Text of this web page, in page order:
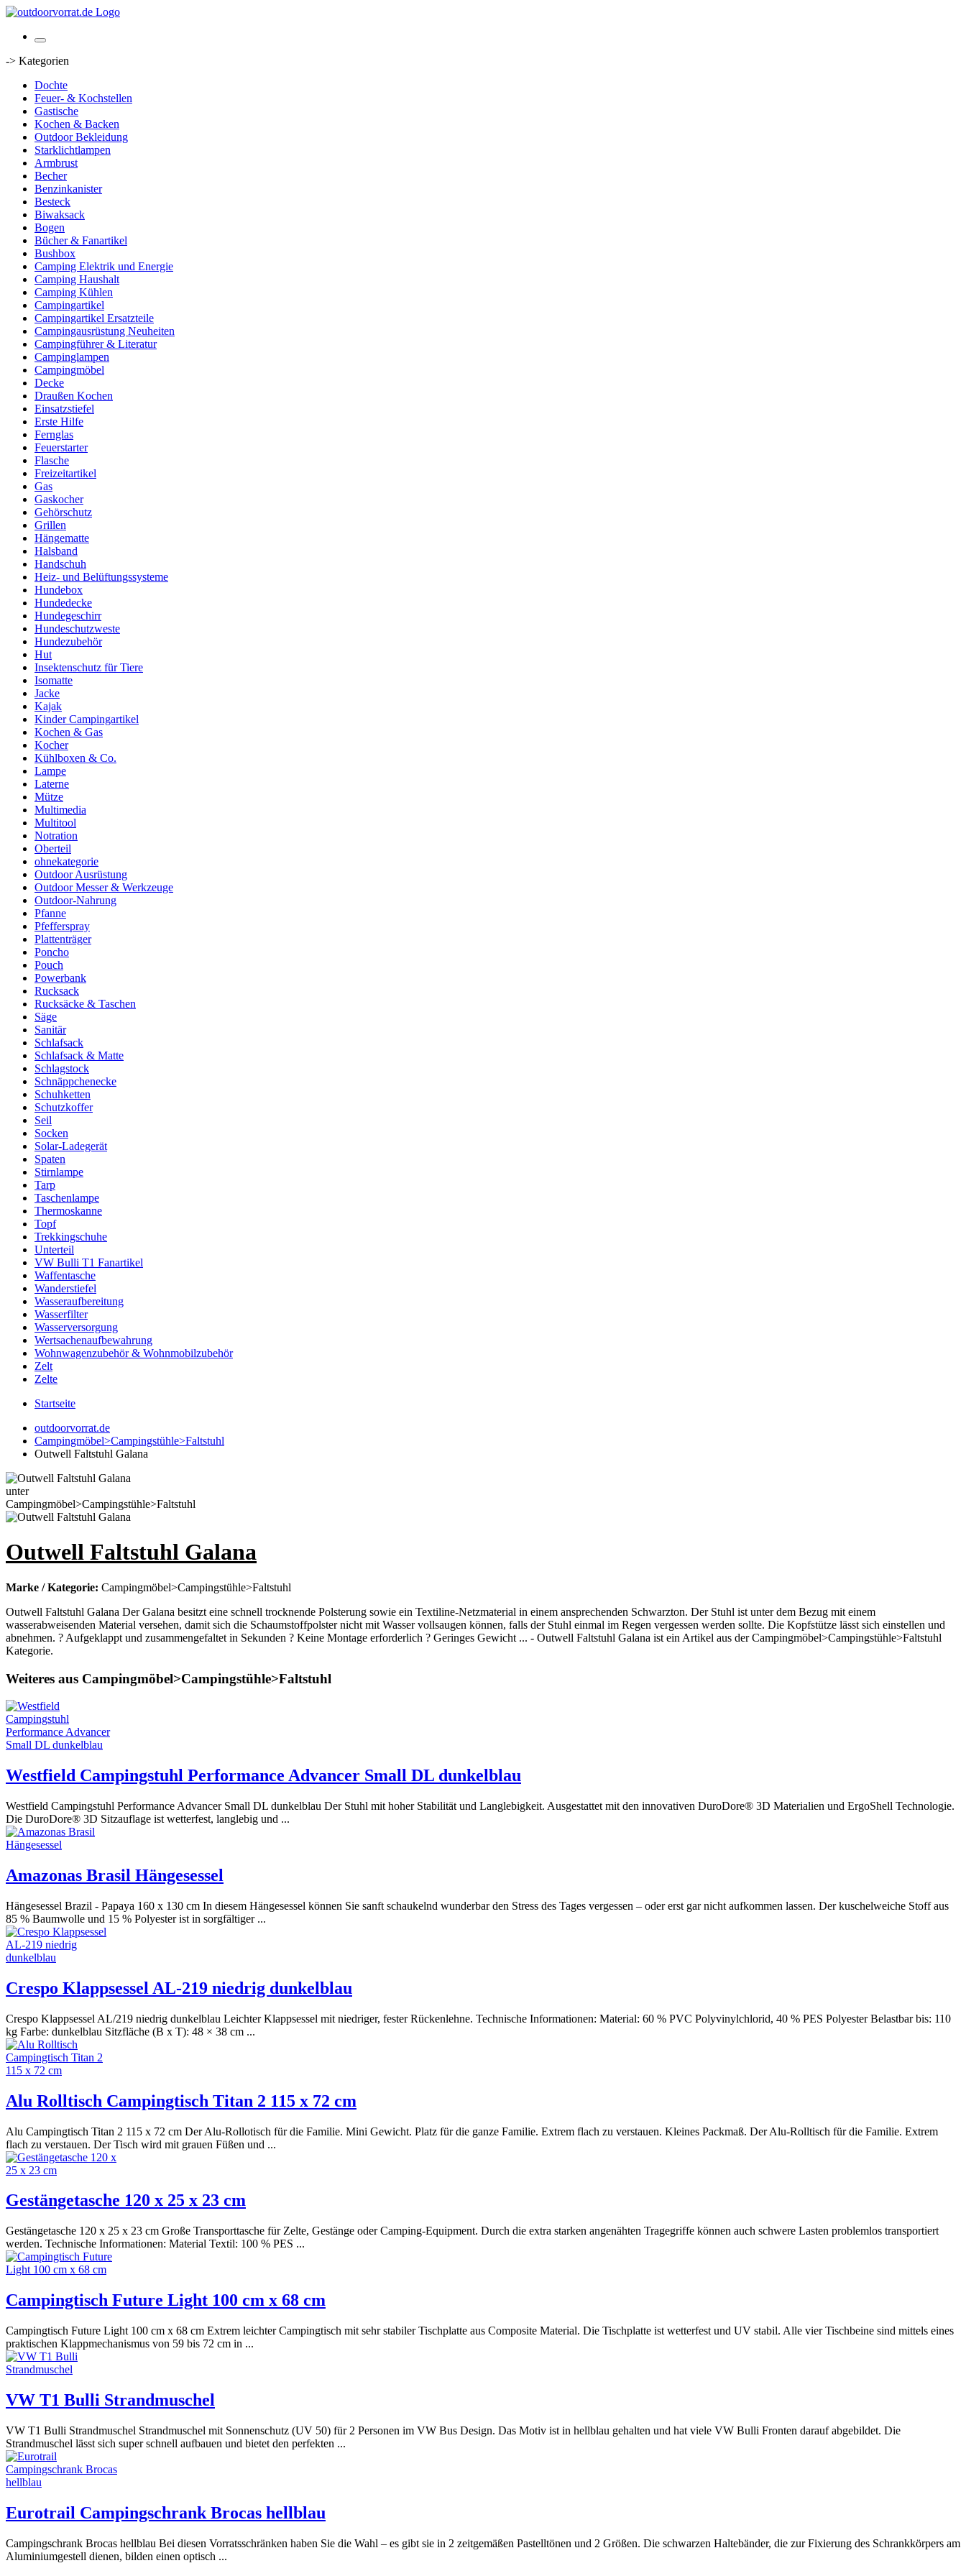
-> Kategorien
Dochte
Feuer- & Kochstellen
Gastische
Kochen & Backen
Outdoor Bekleidung
Starklichtlampen
Armbrust
Becher
Benzinkanister
Besteck
Biwaksack
Bogen
Bücher & Fanartikel
Bushbox
Camping Elektrik und Energie
Camping Haushalt
Camping Kühlen
Campingartikel
Campingartikel Ersatzteile
Campingausrüstung Neuheiten
Campingführer & Literatur
Campinglampen
Campingmöbel
Decke
Draußen Kochen
Einsatzstiefel
Erste Hilfe
Fernglas
Feuerstarter
Flasche
Freizeitartikel
Gas
Gaskocher
Gehörschutz
Grillen
Hängematte
Halsband
Handschuh
Heiz- und Belüftungssysteme
Hundebox
Hundedecke
Hundegeschirr
Hundeschutzweste
Hundezubehör
Hut
Insektenschutz für Tiere
Isomatte
Jacke
Kajak
Kinder Campingartikel
Kochen & Gas
Kocher
Kühlboxen & Co.
Lampe
Laterne
Mütze
Multimedia
Multitool
Notration
Oberteil
ohnekategorie
Outdoor Ausrüstung
Outdoor Messer & Werkzeuge
Outdoor-Nahrung
Pfanne
Pfefferspray
Plattenträger
Poncho
Pouch
Powerbank
Rucksack
Rucksäcke & Taschen
Säge
Sanitär
Schlafsack
Schlafsack & Matte
Schlagstock
Schnäppchenecke
Schuhketten
Schutzkoffer
Seil
Socken
Solar-Ladegerät
Spaten
Stirnlampe
Tarp
Taschenlampe
Thermoskanne
Topf
Trekkingschuhe
Unterteil
VW Bulli T1 Fanartikel
Waffentasche
Wanderstiefel
Wasseraufbereitung
Wasserfilter
Wasserversorgung
Wertsachenaufbewahrung
Wohnwagenzubehör & Wohnmobilzubehör
Zelt
Zelte
Startseite
outdoorvorrat.de
Campingmöbel>Campingstühle>Faltstuhl
Outwell Faltstuhl Galana
Outwell Faltstuhl Galana
Marke / Kategorie: Campingmöbel>Campingstühle>Faltstuhl
Outwell Faltstuhl Galana Der Galana besitzt eine schnell trocknende Polsterung sowie ein Textiline-Netzmaterial in einem ansprechenden Schwarzton. Der Stuhl ist unter dem Bezug mit einem
wasserabweisenden Material versehen, damit sich die Schaumstoffpolster nicht mit Wasser vollsaugen können, falls der Stuhl einmal im Regen vergessen werden sollte. Die Kopfstütze lässt sich einstellen und
abnehmen. ? Aufgeklappt und zusammengefaltet in Sekunden ? Keine Montage erforderlich ? Geringes Gewicht ... - Outwell Faltstuhl Galana ist ein Artikel aus der Campingmöbel>Campingstühle>Faltstuhl
Kategorie.
Weiteres aus Campingmöbel>Campingstühle>Faltstuhl
Westfield Campingstuhl Performance Advancer Small DL dunkelblau
Westfield Campingstuhl Performance Advancer Small DL dunkelblau Der Stuhl mit hoher Stabilität und Langlebigkeit. Ausgestattet mit den innovativen DuroDore® 3D Materialien und ErgoShell Technologie.
Die DuroDore® 3D Sitzauflage ist wetterfest, langlebig und ...
Amazonas Brasil Hängesessel
Hängesessel Brazil - Papaya 160 x 130 cm In diesem Hängesessel können Sie sanft schaukelnd wunderbar den Stress des Tages vergessen – oder erst gar nicht aufkommen lassen. Der kuschelweiche Stoff aus
85 % Baumwolle und 15 % Polyester ist in sorgfältiger ...
Crespo Klappsessel AL-219 niedrig dunkelblau
Crespo Klappsessel AL/219 niedrig dunkelblau Leichter Klappsessel mit niedriger, fester Rückenlehne. Technische Informationen: Material: 60 % PVC Polyvinylchlorid, 40 % PES Polyester Belastbar bis: 110
kg Farbe: dunkelblau Sitzfläche (B x T): 48 × 38 cm ...
Alu Rolltisch Campingtisch Titan 2 115 x 72 cm
Alu Campingtisch Titan 2 115 x 72 cm Der Alu-Rollotisch für die Familie. Mini Gewicht. Platz für die ganze Familie. Extrem flach zu verstauen. Kleines Packmaß. Der Alu-Rolltisch für die Familie. Extrem
flach zu verstauen. Der Tisch wird mit grauen Füßen und ...
Gestängetasche 120 x 25 x 23 cm
Gestängetasche 120 x 25 x 23 cm Große Transporttasche für Zelte, Gestänge oder Camping-Equipment. Durch die extra starken angenähten Tragegriffe können auch schwere Lasten problemlos transportiert
werden. Technische Informationen: Material Textil: 100 % PES ...
Campingtisch Future Light 100 cm x 68 cm
Campingtisch Future Light 100 cm x 68 cm Extrem leichter Campingtisch mit sehr stabiler Tischplatte aus Composite Material. Die Tischplatte ist wetterfest und UV stabil. Alle vier Tischbeine sind mittels eines
praktischen Klappmechanismus von 59 bis 72 cm in ...
VW T1 Bulli Strandmuschel
VW T1 Bulli Strandmuschel Strandmuschel mit Sonnenschutz (UV 50) für 2 Personen im VW Bus Design. Das Motiv ist in hellblau gehalten und hat viele VW Bulli Fronten darauf abgebildet. Die
Strandmuschel lässt sich super schnell aufbauen und bietet den perfekten ...
Eurotrail Campingschrank Brocas hellblau
Campingschrank Brocas hellblau Bei diesen Vorratsschränken haben Sie die Wahl – es gibt sie in 2 zeitgemäßen Pastelltönen und 2 Größen. Die schwarzen Haltebänder, die zur Fixierung des Schrankkörpers am
Aluminiumgestell dienen, bilden einen optisch ...